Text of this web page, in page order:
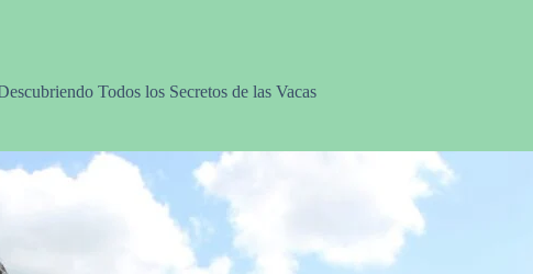
Todos los Secretos de las Vacas